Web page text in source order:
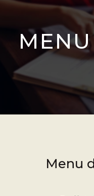
Menu